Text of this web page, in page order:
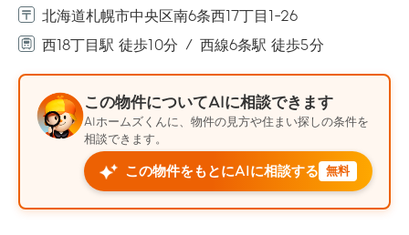
北海道札幌市中央区南6条西17丁目1-26
西18丁目駅 徒歩10分
西線6条駅 徒歩5分
この物件についてAIに相談できます
AIホームズくんに、物件の見方や住まい探しの条件を
相談できます。
この物件をもとにAIに相談する 無料